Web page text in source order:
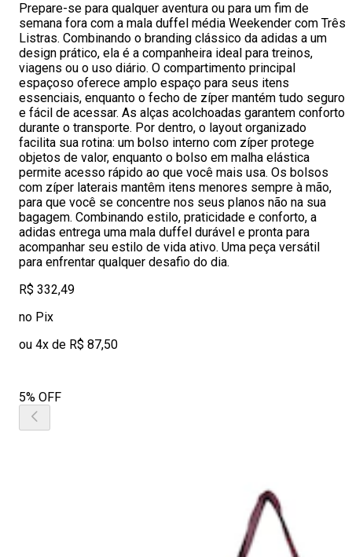
Prepare-se para qualquer aventura ou para um fim de
semana fora com a mala duffel média Weekender com Três
Listras. Combinando o branding clássico da adidas a um
design prático, ela é a companheira ideal para treinos,
viagens ou o uso diário. O compartimento principal
espaçoso oferece amplo espaço para seus itens
essenciais, enquanto o fecho de zíper mantém tudo seguro
e fácil de acessar. As alças acolchoadas garantem conforto
durante o transporte. Por dentro, o layout organizado
facilita sua rotina: um bolso interno com zíper protege
objetos de valor, enquanto o bolso em malha elástica
permite acesso rápido ao que você mais usa. Os bolsos
com zíper laterais mantêm itens menores sempre à mão,
para que você se concentre nos seus planos não na sua
bagagem. Combinando estilo, praticidade e conforto, a
adidas entrega uma mala duffel durável e pronta para
acompanhar seu estilo de vida ativo. Uma peça versátil
para enfrentar qualquer desafio do dia.
R$ 332,49
no Pix
ou 4x de R$ 87,50
5% OFF